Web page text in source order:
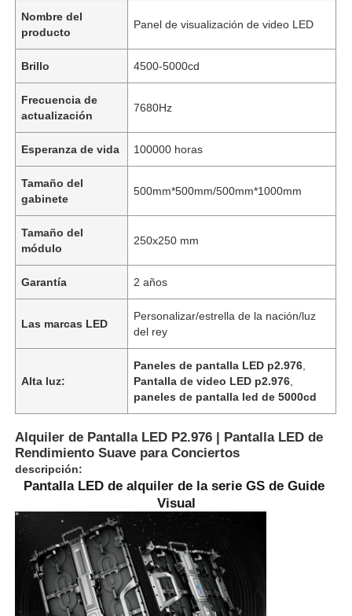
Nombre del
producto
Panel de visualización de video LED
Brillo 4500-5000cd
Frecuencia de
actualización
7680Hz
Esperanza de vida 100000 horas
Tamaño del
gabinete
500mm*500mm/500mm*1000mm
Tamaño del
módulo
250x250 mm
Garantía 2 años
Las marcas LED
Personalizar/estrella de la nación/luz
del rey
Alta luz:
Paneles de pantalla LED p2.976
Pantalla de video LED p2.976
paneles de pantalla led de 5000cd
Alquiler de Pantalla LED P2.976 | Pantalla LED de
Rendimiento Suave para Conciertos
descripción:
Pantalla LED de alquiler de la serie GS de Guide
Visual